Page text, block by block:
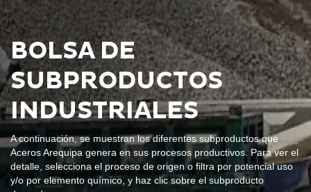
BOLSA DE
SUBPRODUCTOS
INDUSTRIALES
A continuación, se muestran los diferentes subproductos que
Aceros Arequipa genera en sus procesos productivos. Para ver el
detalle, selecciona el proceso de origen o filtra por potencial uso
y/o por elemento químico, y haz clic sobre el subproducto